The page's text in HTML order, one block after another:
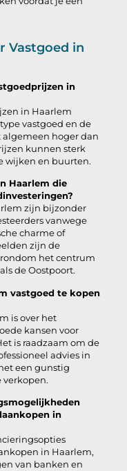
Vastgoed in
in
in Haarlem
vastgoed en de
algemeen hoger dan
kunnen sterk
wijken en buurten.
Haarlem die
zijn bijzonder
vanwege
charme of
zijn de
het centrum
de Oostpoort.
vastgoed te kopen
is over het
kansen voor
is raadzaam om de
advies in
een gunstig
verkopen.
in
in Haarlem,
van banken en